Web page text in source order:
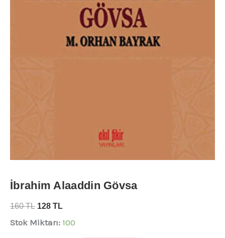
İbrahim Alaaddin Gövsa
160TL 128 TL
Stok Miktarı: 100